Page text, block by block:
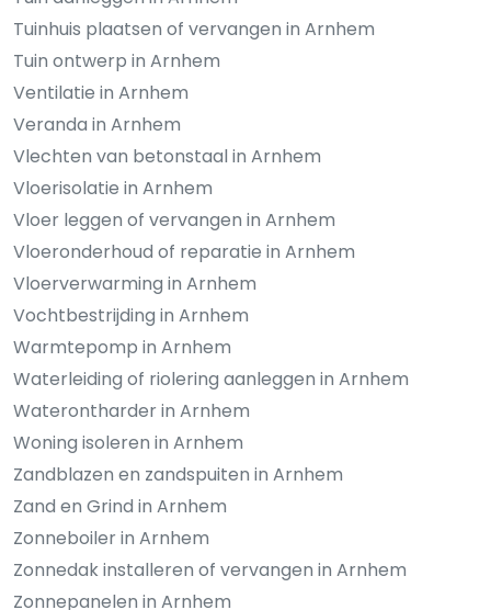
Tuinhuis plaatsen of vervangen in Arnhem
Tuin ontwerp in Arnhem
Ventilatie in Arnhem
Veranda in Arnhem
Vlechten van betonstaal in Arnhem
Vloerisolatie in Arnhem
Vloer leggen of vervangen in Arnhem
Vloeronderhoud of reparatie in Arnhem
Vloerverwarming in Arnhem
Vochtbestrijding in Arnhem
Warmtepomp in Arnhem
Waterleiding of riolering aanleggen in Arnhem
Waterontharder in Arnhem
Woning isoleren in Arnhem
Zandblazen en zandspuiten in Arnhem
Zand en Grind in Arnhem
Zonneboiler in Arnhem
Zonnedak installeren of vervangen in Arnhem
Zonnepanelen in Arnhem